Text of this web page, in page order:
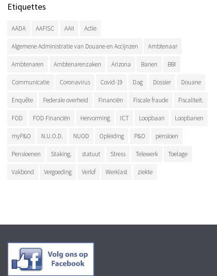
Etiquettes
AADA AAFISC AAII Actie
Algemene Administratie van Douane en Accijnzen Ambtenaar
Ambtenaren Ambtenarenzaken Arizona Banen BBI
Communicatie Coronavirus Covid-19 Dag Dossier Douane
Enquête Federale overheid Financiën Fiscale fraude Fiscaliteit.
FOD FOD Financiën Hervorming ICT Loopbaan Loopbanen
myP&O N.U.O.D. NUOD Opleiding P&O pensioen
Pensioenen Staking. statuut Stress Telewerk Toelage
Vakbond Vergoeding Verlof Werklast ziekte